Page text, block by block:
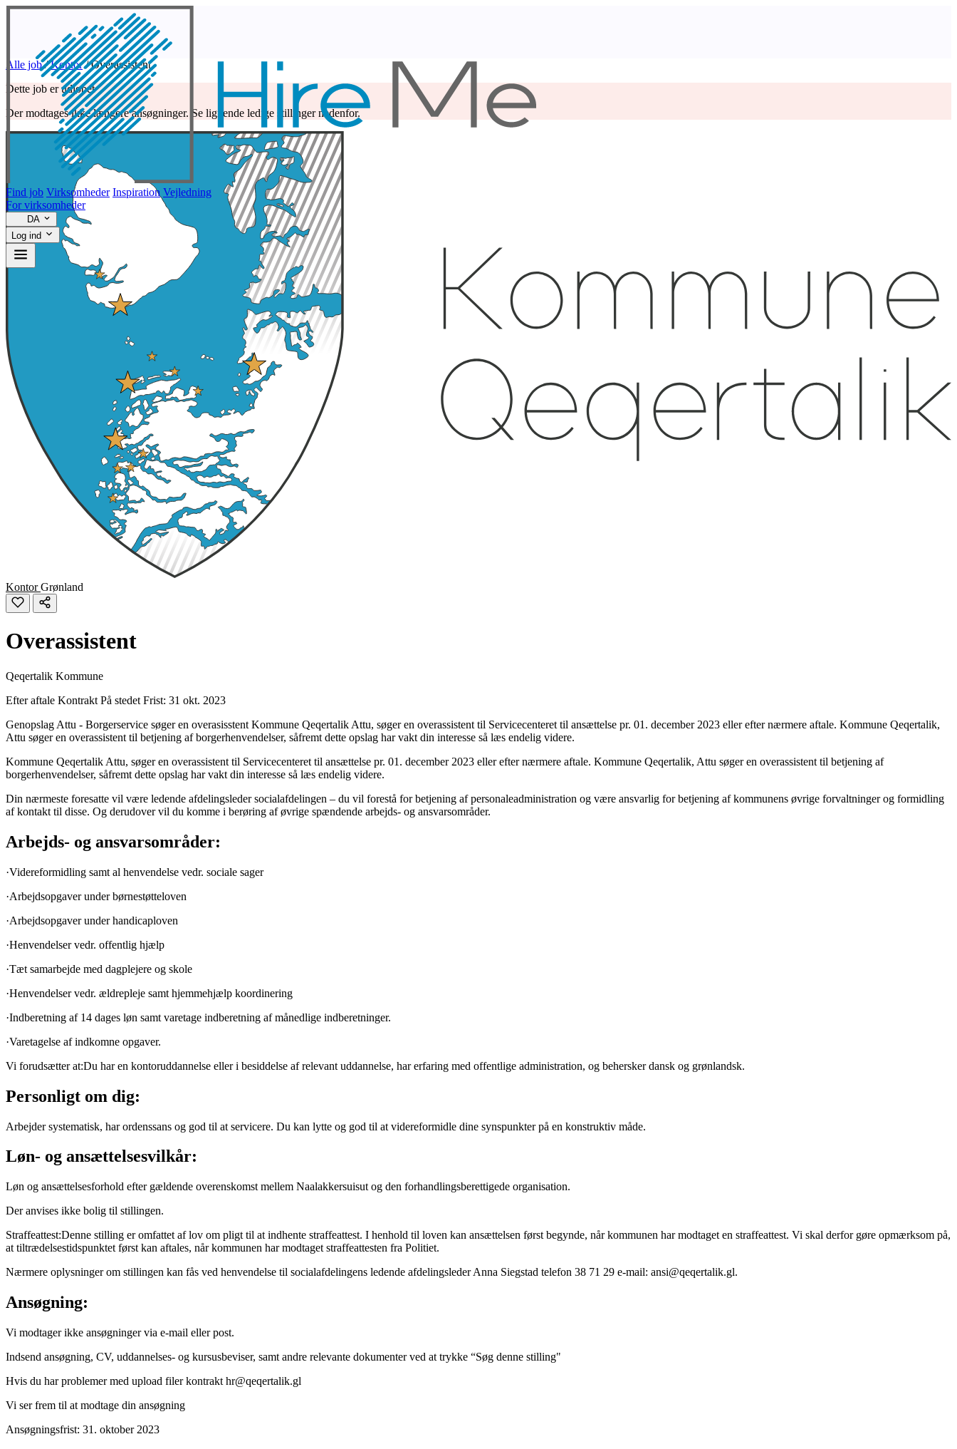
Find job Virksomheder Inspiration Vejledning
For virksomheder
DA
Log ind
Alle job / Kontor / Overassistent
Dette job er udløbet
Der modtages ikke længere ansøgninger. Se lignende ledige stillinger nedenfor.
KontorGrønland
Overassistent
Qeqertalik Kommune
Efter aftale Kontrakt På stedet Frist: 31 okt. 2023
Genopslag Attu - Borgerservice søger en overasisstent Kommune Qeqertalik Attu, søger en overassistent til Servicecenteret til ansættelse pr. 01. december 2023 eller efter nærmere aftale. Kommune Qeqertalik,
Attu søger en overassistent til betjening af borgerhenvendelser, såfremt dette opslag har vakt din interesse så læs endelig videre.
Kommune Qeqertalik Attu, søger en overassistent til Servicecenteret til ansættelse pr. 01. december 2023 eller efter nærmere aftale. Kommune Qeqertalik, Attu søger en overassistent til betjening af
borgerhenvendelser, såfremt dette opslag har vakt din interesse så læs endelig videre.
Din nærmeste foresatte vil være ledende afdelingsleder socialafdelingen – du vil forestå for betjening af personaleadministration og være ansvarlig for betjening af kommunens øvrige forvaltninger og formidling
af kontakt til disse. Og derudover vil du komme i berøring af øvrige spændende arbejds- og ansvarsområder.
Arbejds- og ansvarsområder:
·Videreformidling samt al henvendelse vedr. sociale sager
·Arbejdsopgaver under børnestøtteloven
·Arbejdsopgaver under handicaploven
·Henvendelser vedr. offentlig hjælp
·Tæt samarbejde med dagplejere og skole
·Henvendelser vedr. ældrepleje samt hjemmehjælp koordinering
·Indberetning af 14 dages løn samt varetage indberetning af månedlige indberetninger.
·Varetagelse af indkomne opgaver.
Vi forudsætter at:Du har en kontoruddannelse eller i besiddelse af relevant uddannelse, har erfaring med offentlige administration, og behersker dansk og grønlandsk.
Personligt om dig:
Arbejder systematisk, har ordenssans og god til at servicere. Du kan lytte og god til at videreformidle dine synspunkter på en konstruktiv måde.
Løn- og ansættelsesvilkår:
Løn og ansættelsesforhold efter gældende overenskomst mellem Naalakkersuisut og den forhandlingsberettigede organisation.
Der anvises ikke bolig til stillingen.
Straffeattest:Denne stilling er omfattet af lov om pligt til at indhente straffeattest. I henhold til loven kan ansættelsen først begynde, når kommunen har modtaget en straffeattest. Vi skal derfor gøre opmærksom på,
at tiltrædelsestidspunktet først kan aftales, når kommunen har modtaget straffeattesten fra Politiet.
Nærmere oplysninger om stillingen kan fås ved henvendelse til socialafdelingens ledende afdelingsleder Anna Siegstad telefon 38 71 29 e-mail: ansi@qeqertalik.gl.
Ansøgning:
Vi modtager ikke ansøgninger via e-mail eller post.
Indsend ansøgning, CV, uddannelses- og kursusbeviser, samt andre relevante dokumenter ved at trykke “Søg denne stilling"
Hvis du har problemer med upload filer kontrakt hr@qeqertalik.gl
Vi ser frem til at modtage din ansøgning
Ansøgningsfrist: 31. oktober 2023